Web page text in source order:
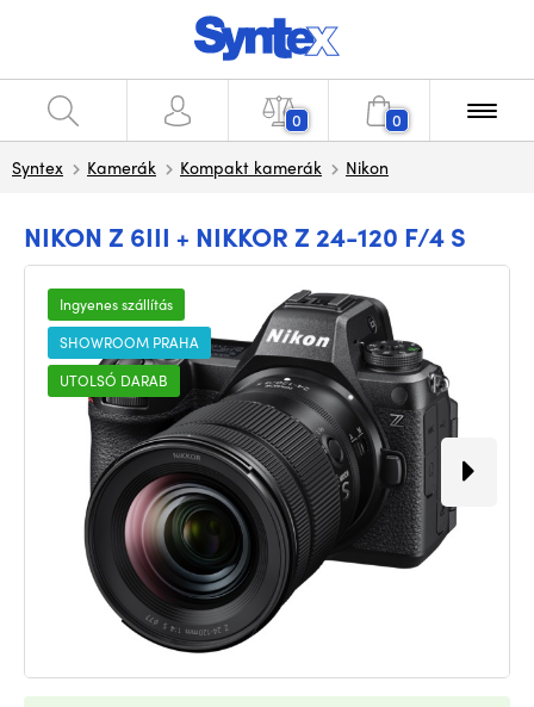
0 0
Syntex Kamerák Kompakt kamerák Nikon
NIKON Z 6III + NIKKOR Z 24-120 F/4 S
Ingyenes szállítás
SHOWROOM PRAHA
UTOLSÓ DARAB